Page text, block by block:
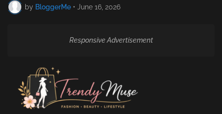
by BloggerMe • June 16, 2026
Responsive Advertisement